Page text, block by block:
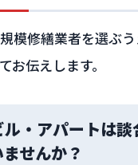
模修繕業者を選ぶ
お伝えします。
・アパートは談
せんか？